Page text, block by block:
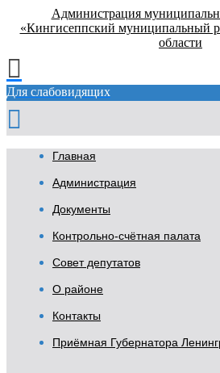
Администрация
«Кингисеппский муниципальный
области
Для слабовидящих
Главная
Администрация
Документы
Контрольно-счётная палата
Совет депутатов
О районе
Контакты
Приёмная Губернатора